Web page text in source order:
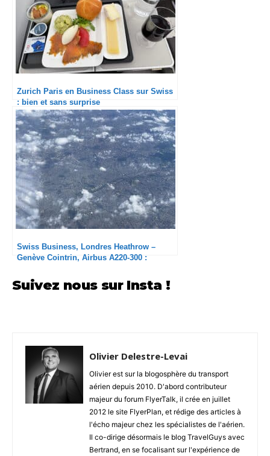
Zurich Paris en Business Class sur Swiss
: bien et sans surprise
Swiss Business, Londres Heathrow –
Genève Cointrin, Airbus A220-300 :
Suivez nous sur Insta !
Olivier Delestre-Levai
Olivier est sur la blogosphère du transport
aérien depuis 2010. D'abord contributeur
majeur du forum FlyerTalk, il crée en juillet
2012 le site FlyerPlan, et rédige des articles à
l'écho majeur chez les spécialistes de l'aérien.
Il co-dirige désormais le blog TravelGuys avec
Bertrand, en se focalisant sur l'expérience de